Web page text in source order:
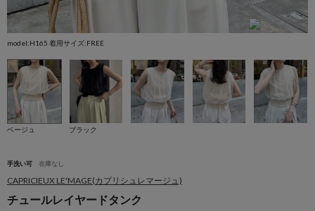
model:H165 着用サイズ:FREE
ベージュ ブラック
手洗い可 在庫なし
CAPRICIEUX LE'MAGE(カプリシュレマージュ)
チュールレイヤードタンク